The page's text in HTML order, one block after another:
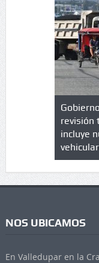
revisión
incluye
NOS UBICAMOS
En Valledupar en la